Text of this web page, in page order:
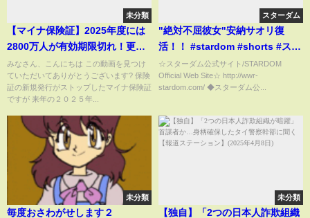
未分類
【マイナ保険証】2025年度には
2800万人が有効期限切れ！更新
について解説
みなさん、こんにちは この動画を見つけ
ていただいてありがとうございます? 保険
証の新規発行がストップしたマイナ保険証
ですが 来年の２０２５年...
スターダム
"絶対不屈彼女"安納サオリ復
活！！ #stardom #shorts #スタ
ーダム #女子プロレス
#prowrestling #プロレス
☆スターダム公式サイト/STARDOM
Official Web Site☆ http://wwr-
stardom.com/ ◆スターダム公...
未分類
毎度おさわがせします２
未分類
【独自】「2つの日本人詐欺組織